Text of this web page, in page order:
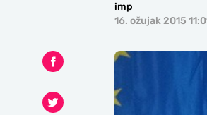
imp
16. ožujak 2015